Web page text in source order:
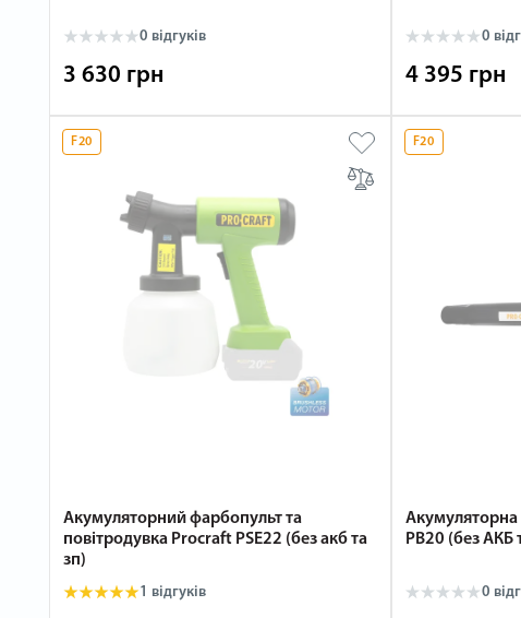
0 відгуків
3 630 грн
0
4 395 грн
F20
Акумуляторний фарбопульт та
повітродувка Procraft PSE22 (без акб та
зп)
1 відгуків
F20
Акумуляторна
PB20 (без АКБ
0